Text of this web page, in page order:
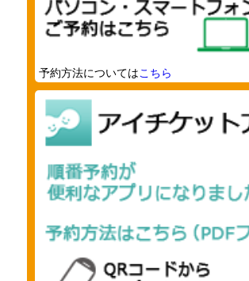
予約方法についてはこちら